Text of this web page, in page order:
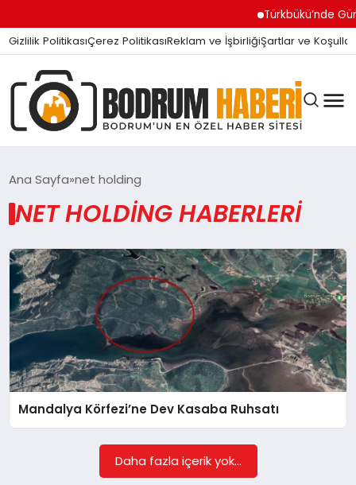
Türkbükü’nde
Gizlilik PolitikasıÇerez PolitikasıReklam ve İşbirliğiŞartlar ve Koşullar
BODRUM BODRUM
SIYASET
MAGAZIN
KÖŞE YAZILARI
Ana Sayfa net holding
NET HOLDING HABERLERI
Mandalya Körfezi’ne Dev Kasaba Ruhsatı
Daha fazla içerik yok...